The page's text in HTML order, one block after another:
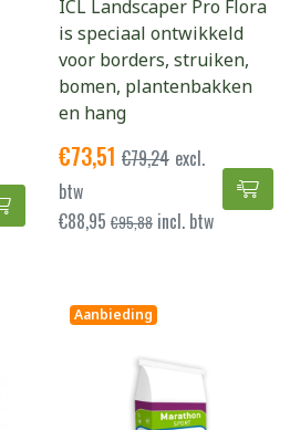
Street Cleaner toevoegen aan
ICL Landscaper Pro Flora
is speciaal ontwikkeld
voor borders, struiken,
bomen, plantenbakken
en hang
€73,51 €79,24 excl.
btw
€88,95 €95,88 incl. btw
Aanbieding